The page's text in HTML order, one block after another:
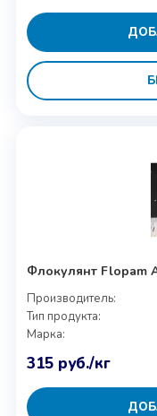
Флокулянт Flopam
Производитель:
Тип продукта:
Марка:
315 руб./кг